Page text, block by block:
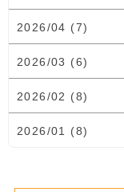
2026/04 (7)
2026/03 (6)
2026/02 (8)
2026/01 (8)